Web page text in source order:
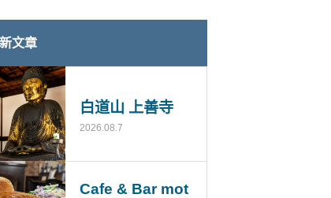
文章
白道山 上善寺
2026.08.7
Cafe & Bar mot